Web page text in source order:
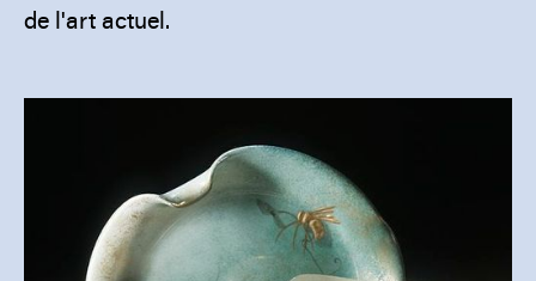
de l'art actuel.